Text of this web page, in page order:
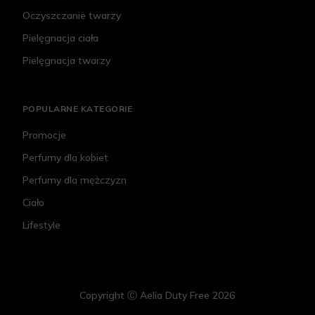
Oczyszczanie twarzy
Pielęgnacja ciała
Pielęgnacja twarzy
POPULARNE KATEGORIE
Promocje
Perfumy dla kobiet
Perfumy dla mężczyzn
Ciało
Lifestyle
Copyright Ⓒ Aelia Duty Free 2026